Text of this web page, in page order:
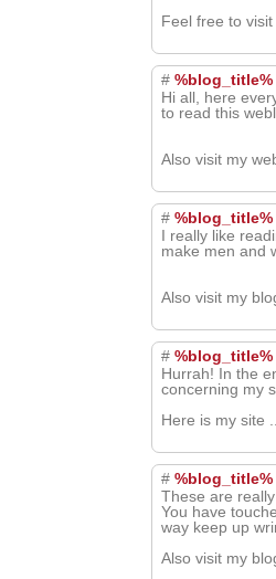
Feel free to
# %blog_title%
Hi all, here
to read this
Also visit my
# %blog_title%
I really like
make men and
Also visit my
# %blog_title%
Hurrah! In the
concerning my
Here is my site
# %blog_title%
These are
You have
way keep up
Also visit my